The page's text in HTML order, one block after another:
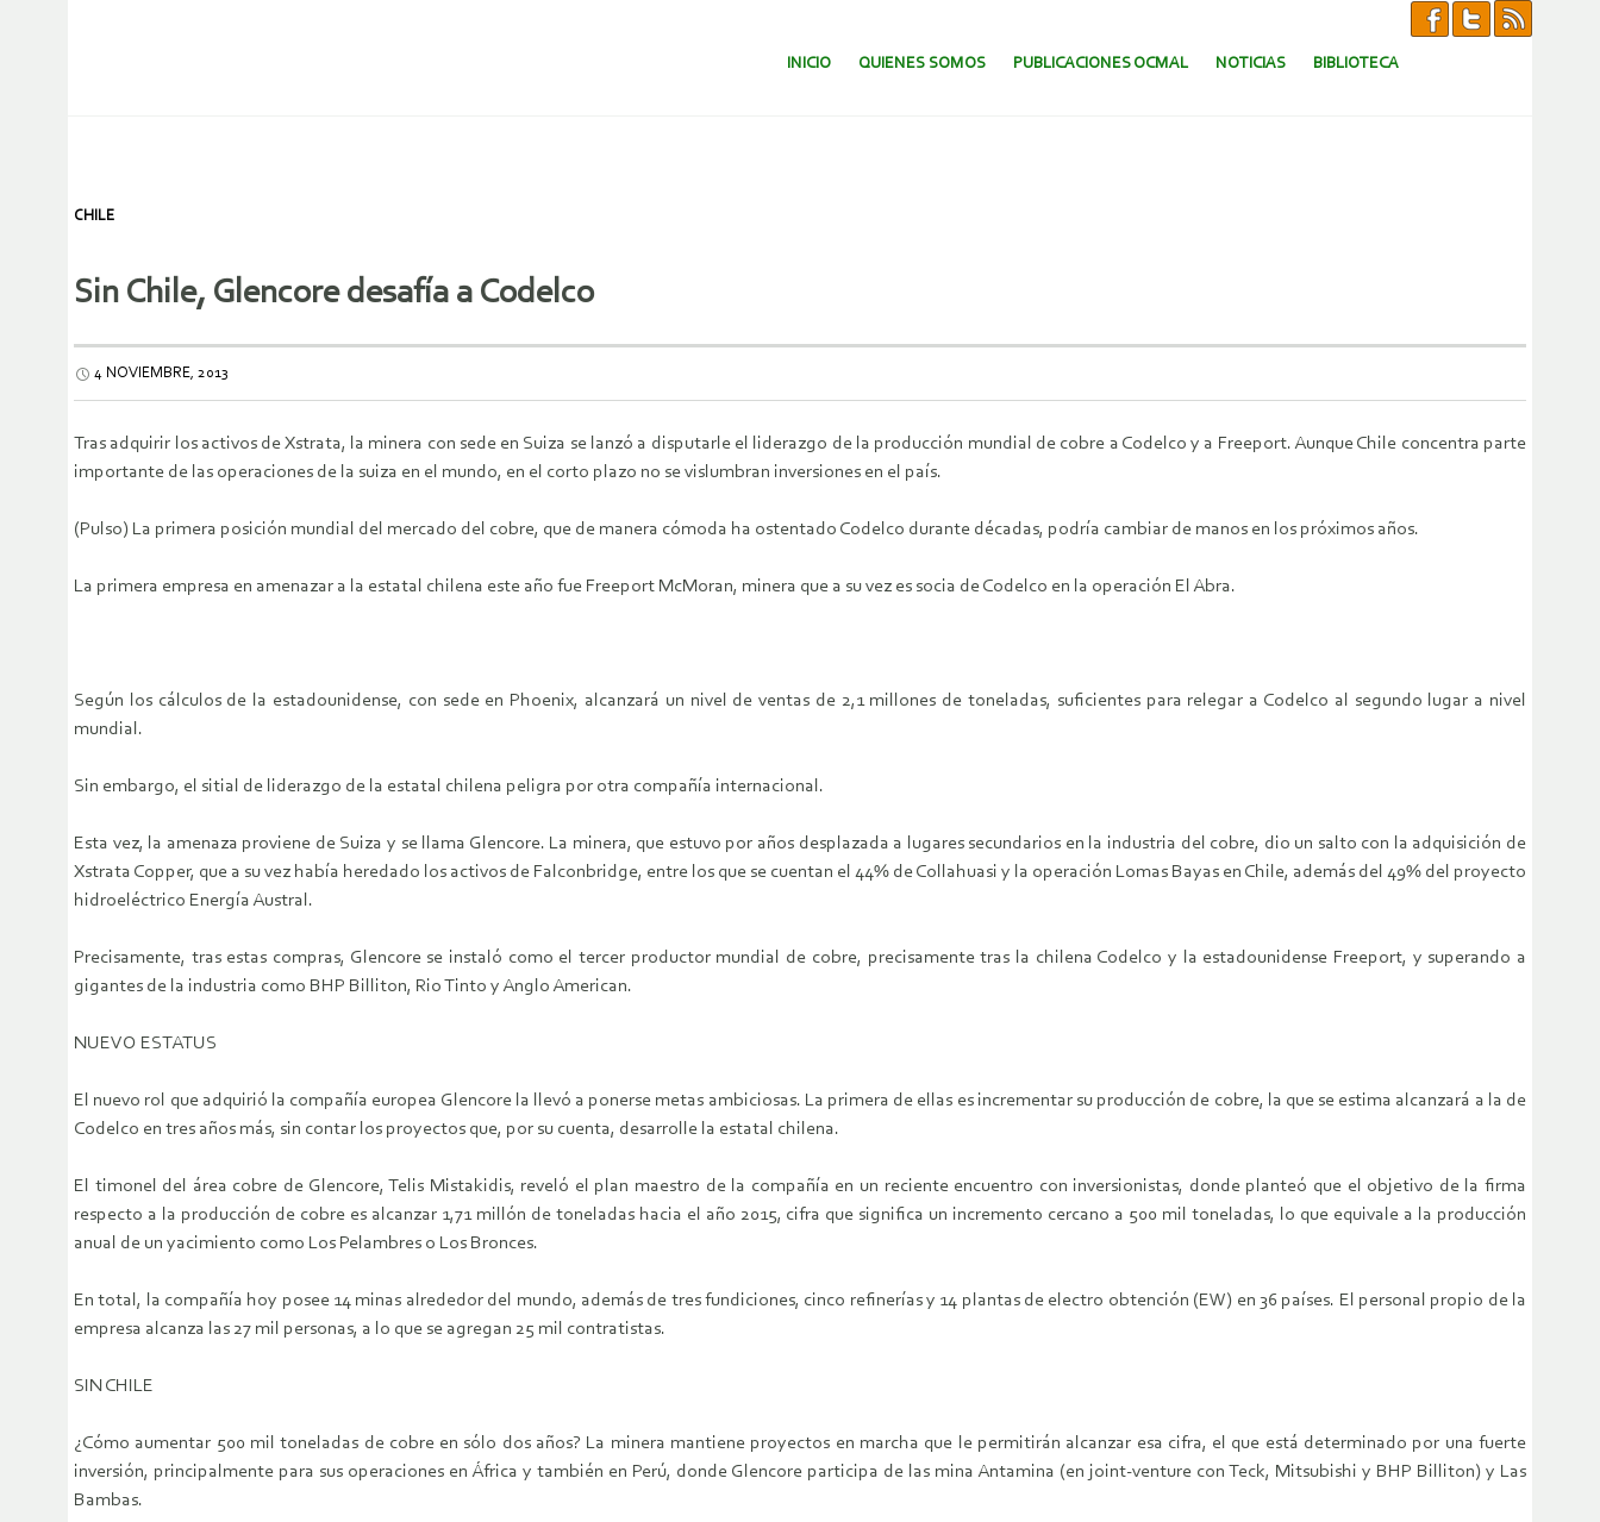
SALTAR AL CONTENIDO.
INICIO QUIENES SOMOS PUBLICACIONES OCMAL NOTICIAS BIBLIOTECA
CHILE
Sin Chile, Glencore desafía a Codelco
4 NOVIEMBRE, 2013
Tras adquirir los activos de Xstrata, la minera con sede en Suiza se lanzó a disputarle el liderazgo de la producción mundial de cobre a Codelco y a Freeport. Aunque Chile concentra parte
importante de las operaciones de la suiza en el mundo, en el corto plazo no se vislumbran inversiones en el país.
(Pulso) La primera posición mundial del mercado del cobre, que de manera cómoda ha ostentado Codelco durante décadas, podría cambiar de manos en los próximos años.
La primera empresa en amenazar a la estatal chilena este año fue Freeport McMoran, minera que a su vez es socia de Codelco en la operación El Abra.
Según los cálculos de la estadounidense, con sede en Phoenix, alcanzará un nivel de ventas de 2,1 millones de toneladas, suficientes para relegar a Codelco al segundo lugar a nivel
mundial.
Sin embargo, el sitial de liderazgo de la estatal chilena peligra por otra compañía internacional.
Esta vez, la amenaza proviene de Suiza y se llama Glencore. La minera, que estuvo por años desplazada a lugares secundarios en la industria del cobre, dio un salto con la adquisición de
Xstrata Copper, que a su vez había heredado los activos de Falconbridge, entre los que se cuentan el 44% de Collahuasi y la operación Lomas Bayas en Chile, además del 49% del proyecto
hidroeléctrico Energía Austral.
Precisamente, tras estas compras, Glencore se instaló como el tercer productor mundial de cobre, precisamente tras la chilena Codelco y la estadounidense Freeport, y superando a
gigantes de la industria como BHP Billiton, Rio Tinto y Anglo American.
NUEVO ESTATUS
El nuevo rol que adquirió la compañía europea Glencore la llevó a ponerse metas ambiciosas. La primera de ellas es incrementar su producción de cobre, la que se estima alcanzará a la de
Codelco en tres años más, sin contar los proyectos que, por su cuenta, desarrolle la estatal chilena.
El timonel del área cobre de Glencore, Telis Mistakidis, reveló el plan maestro de la compañía en un reciente encuentro con inversionistas, donde planteó que el objetivo de la firma
respecto a la producción de cobre es alcanzar 1,71 millón de toneladas hacia el año 2015, cifra que significa un incremento cercano a 500 mil toneladas, lo que equivale a la producción
anual de un yacimiento como Los Pelambres o Los Bronces.
En total, la compañía hoy posee 14 minas alrededor del mundo, además de tres fundiciones, cinco refinerías y 14 plantas de electro obtención (EW) en 36 países. El personal propio de la
empresa alcanza las 27 mil personas, a lo que se agregan 25 mil contratistas.
SIN CHILE
¿Cómo aumentar 500 mil toneladas de cobre en sólo dos años? La minera mantiene proyectos en marcha que le permitirán alcanzar esa cifra, el que está determinado por una fuerte
inversión, principalmente para sus operaciones en África y también en Perú, donde Glencore participa de las mina Antamina (en joint-venture con Teck, Mitsubishi y BHP Billiton) y Las
Bambas.